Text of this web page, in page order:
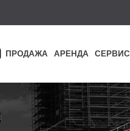
ПРОДАЖА АРЕНДА СЕРВИС